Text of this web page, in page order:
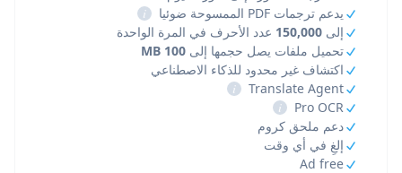
يدعم ترجمات PDF الممسوحة ضوئيا
i
إلى 150,000 عدد الأحرف في المرة الواحدة
تحميل ملفات يصل حجمها إلى 100 MB
اكتشاف غير محدود للذكاء الاصطناعي
Translate Agent
i
Pro OCR
i
دعم ملحق كروم
إلغِ في أي وقت
Ad free